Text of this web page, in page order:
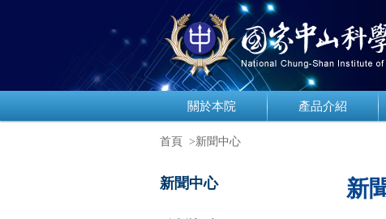
關於本院 產品介紹
首頁 >新聞中心
新聞中心 新